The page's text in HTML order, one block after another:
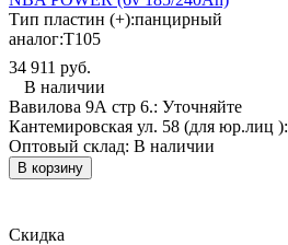
Тип пластин (+):панцирный
аналог:T105
34 911 руб.
В наличии
Вавилова 9А стр 6.: Уточняйте
Кантемировская ул. 58 (для юр.лиц ):
Оптовый склад: В наличии
В корзину
Скидка